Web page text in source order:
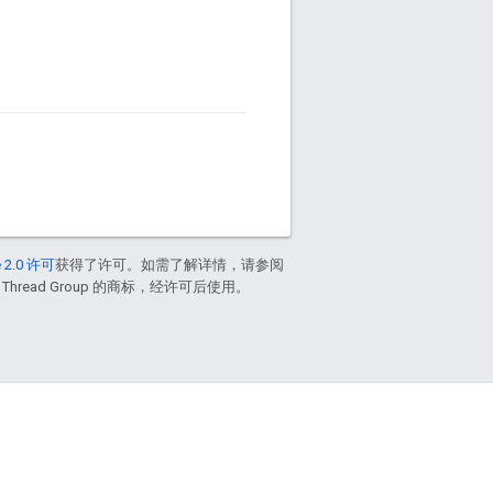
许可获得了许可。如需了解详情，请参阅
Group 的商标，经许可后使用。